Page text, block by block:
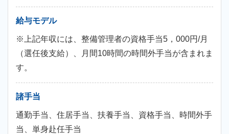
給与モデル
※上記年収には、整備管理者の資格手当5，000円/月
（選任後支給）、月間10時間の時間外手当が含まれま
す。
諸手当
通勤手当、住居手当、扶養手当、資格手当、時間外手
当、単身赴任手当